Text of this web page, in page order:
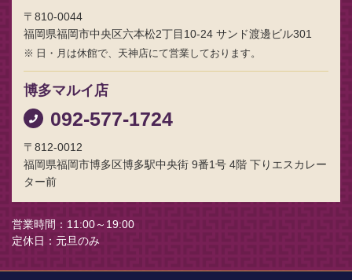
〒810-0044
福岡県福岡市中央区六本松2丁目10-24 サンド渡邊ビル301
日・月は休館で、天神店にて営業しております。
博多マルイ店
092-577-1724
〒812-0012
福岡県福岡市博多区博多駅中央街 9番1号 4階 下りエスカレー
ター前
営業時間
11:00～19:00
定休日
元旦のみ